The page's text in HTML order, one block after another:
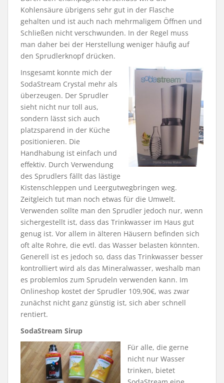
Kohlensäure übrigens sehr gut in der Flasche
gehalten und ist auch nach mehrmaligem Öffnen und
Schließen nicht verschwunden. In der Regel muss
man daher bei der Herstellung weniger häufig auf
den Sprudlerknopf drücken.
Insgesamt konnte mich der
SodaStream Crystal mehr als
überzeugen. Der Sprudler
sieht nicht nur toll aus,
sondern lässt sich auch
platzsparend in der Küche
positionieren. Die
Handhabung ist einfach und
effektiv. Durch Verwendung
des Sprudlers fällt das lästige
Kistenschleppen und Leergutwegbringen weg.
Zeitgleich tut man noch etwas für die Umwelt.
Verwenden sollte man den Sprudler jedoch nur, wenn
sichergestellt ist, dass das Trinkwasser im Haus gut
genug ist. Vor allem in älteren Häusern befinden sich
oft alte Rohre, die evtl. das Wasser belasten könnten.
Generell ist es jedoch so, dass das Trinkwasser besser
kontrolliert wird als das Mineralwasser, weshalb man
es problemlos zum Sprudeln verwenden kann. Im
Onlineshop kostet der Sprudler 109,90€, was zwar
zunächst nicht ganz günstig ist, sich aber schnell
rentiert.
SodaStream Sirup
Für alle, die gerne
nicht nur Wasser
trinken, bietet